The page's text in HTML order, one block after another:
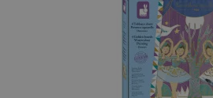
CookieScriptConsent